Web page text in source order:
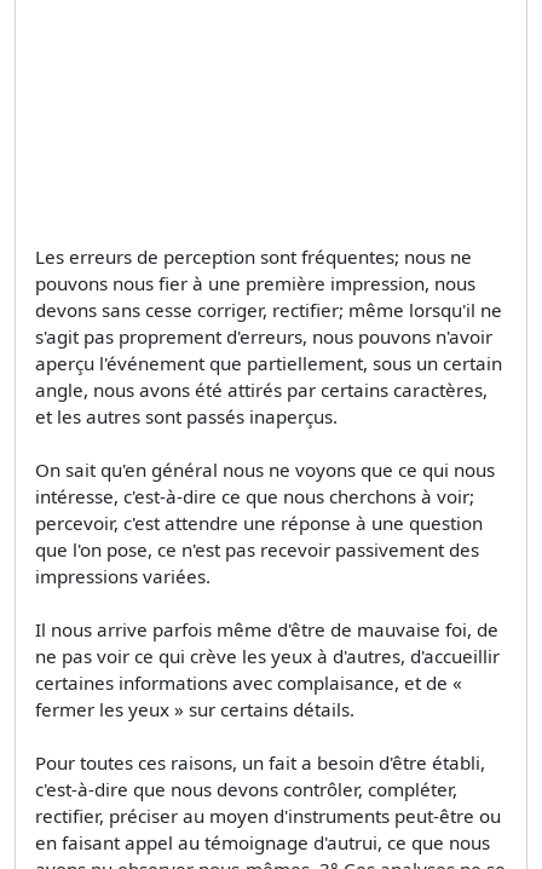
Les erreurs de perception sont fréquentes; nous ne
pouvons nous fier à une première impression, nous
devons sans cesse corriger, rectifier; même lorsqu'il ne
s'agit pas proprement d'erreurs, nous pouvons n'avoir
aperçu l'événement que partiellement, sous un certain
angle, nous avons été attirés par certains caractères,
et les autres sont passés inaperçus.
On sait qu'en général nous ne voyons que ce qui nous
intéresse, c'est-à-dire ce que nous cherchons à voir;
percevoir, c'est attendre une réponse à une question
que l'on pose, ce n'est pas recevoir passivement des
impressions variées.
Il nous arrive parfois même d'être de mauvaise foi, de
ne pas voir ce qui crève les yeux à d'autres, d'accueillir
certaines informations avec complaisance, et de «
fermer les yeux » sur certains détails.
Pour toutes ces raisons, un fait a besoin d'être établi,
c'est-à-dire que nous devons contrôler, compléter,
rectifier, préciser au moyen d'instruments peut-être ou
en faisant appel au témoignage d'autrui, ce que nous